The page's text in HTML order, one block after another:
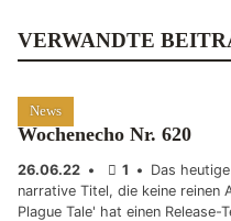
VERWANDTE
News
Wochenecho Nr. 620
26.06.22 • 1 • Das
narrative Titel, die keine reinen
Plague Tale' hat einen